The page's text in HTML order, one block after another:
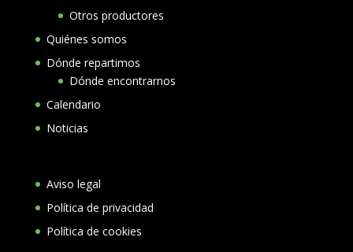
Otros productores
Quiénes somos
Dónde repartimos
Dónde encontrarnos
Calendario
Noticias
Aviso legal
Política de privacidad
Política de cookies